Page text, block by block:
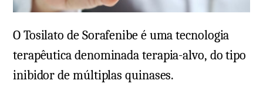
O Tosilato de Sorafenibe é uma tecnologia
terapêutica denominada terapia-alvo, do tipo
inibidor de múltiplas quinases.